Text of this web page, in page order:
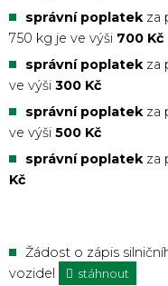
správní poplatekza
750 kg je ve výši 700 Kč
správní poplatekza
ve výši 300 Kč
správní poplatekza
ve výši 500 Kč
správní poplatekza
Kč
Žádost o zápis
vozidel
stáhnout